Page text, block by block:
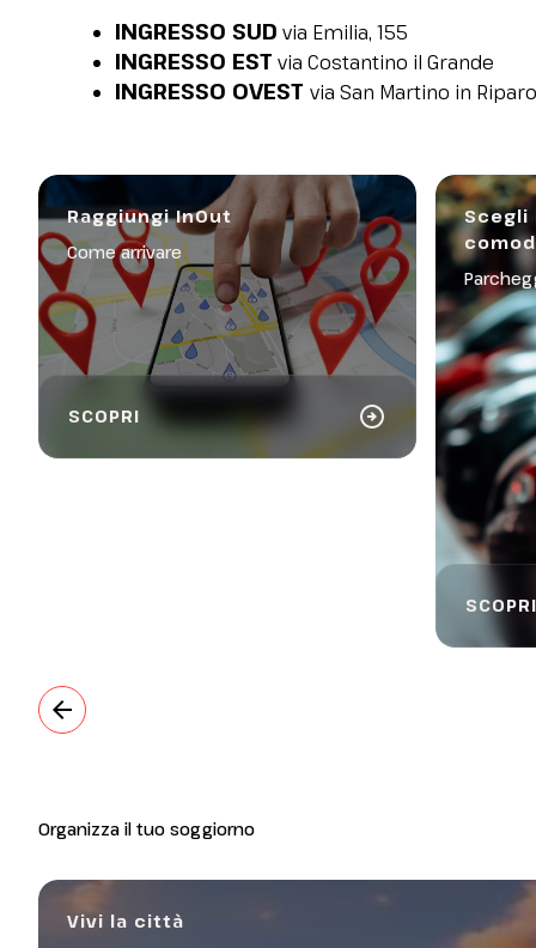
INGRESSO SUD via Emilia, 155
INGRESSO EST via Costantino il Grande
INGRESSO OVEST via San Martino in
Raggiungi InOut
Come arrivare
SCOPRI arrow_circle_right
Scegli
arrow_back
Organizza il tuo soggiorno
Vivi la città